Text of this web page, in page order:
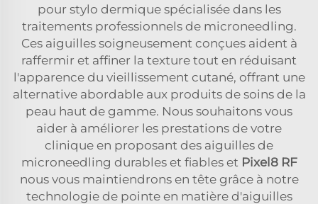
pour stylo dermique spécialisée dans les
traitements professionnels de microneedling.
Ces aiguilles soigneusement conçues aident à
raffermir et affiner la texture tout en réduisant
l'apparence du vieillissement cutané, offrant une
alternative abordable aux produits de soins de la
peau haut de gamme. Nous souhaitons vous
aider à améliorer les prestations de votre
clinique en proposant des aiguilles de
microneedling durables et fiables et Pixel8 RF
nous vous maintiendrons en tête grâce à notre
technologie de pointe en matière d'aiguilles